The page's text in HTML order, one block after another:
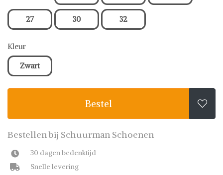
27 30 32
Kleur
Zwart
Bestel 
Bestellen bij Schuurman Schoenen
30 dagen bedenktijd
Snelle levering